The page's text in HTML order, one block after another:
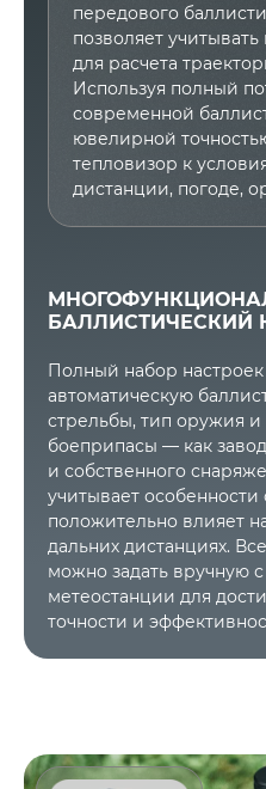
передового
позволяет
для расчета
Используя полный
современной
ювелирной
тепловизор к
дистанции, погоде,
МНОГОФУНКЦИОН
БАЛЛИСТИЧЕСКИЙ
Полный набор настроек
автоматическую
стрельбы, тип оружия
боеприпасы — как
и собственного
учитывает особенности
положительно влияет
дальних дистанциях.
можно задать вручную
метеостанции для
точности и